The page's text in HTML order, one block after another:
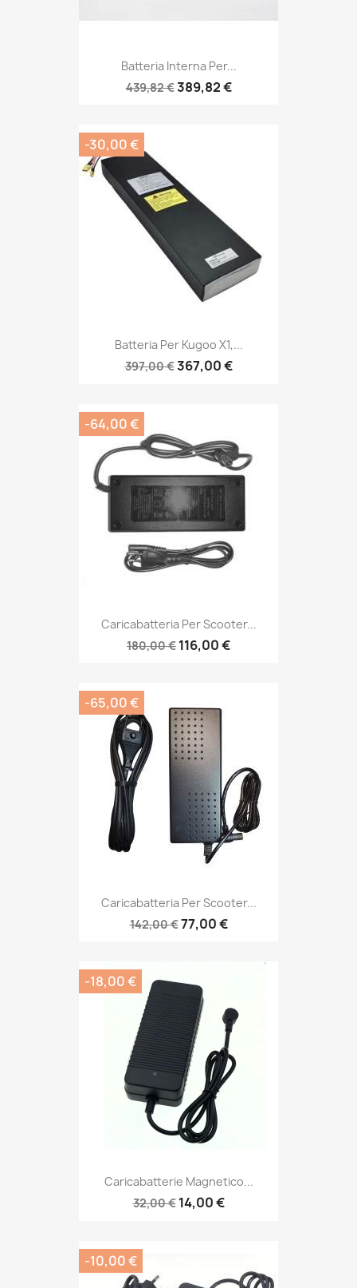
Batteria Interna Per...
439,82 €389,82 €
Batteria Per Kugoo X1,...
397,00 €367,00 €
-30,00 €
Caricabatteria Per Scooter...
180,00 € 116,00 €
-64,00 €
Caricabatteria Per Scooter...
142,00 €77,00 €
-65,00 €
Caricabatterie Magnetico...
32,00 € 14,00 €
-18,00 €
-10,00 €